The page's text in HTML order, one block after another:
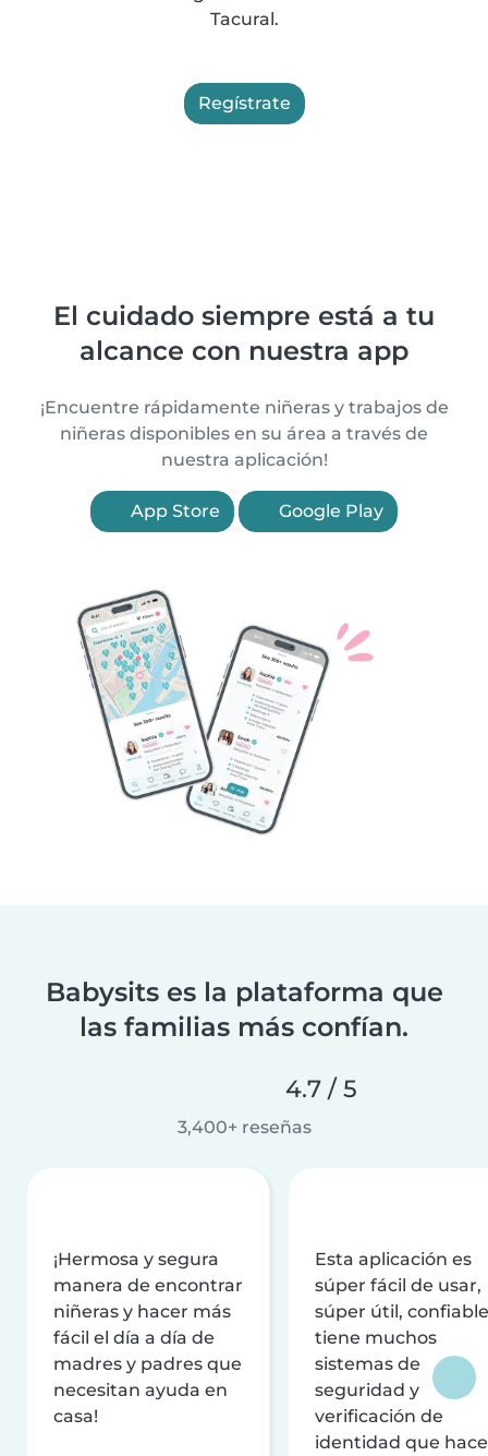
Tacural.
Regístrate
El cuidado siempre está a tu
alcance con nuestra app
¡Encuentre rápidamente niñeras y trabajos de
niñeras disponibles en su área a través de
nuestra aplicación!
App Store Google Play
Babysits es la plataforma que
las familias más confían.
4.7 / 5
3,400+ reseñas
¡Hermosa y segura
manera de encontrar
niñeras y hacer más
fácil el día a día de
madres y padres que
necesitan ayuda en
casa!
Esta aplicación es
súper fácil de usar,
súper útil,
tiene muchos
sistemas de
seguridad y
verificación de
identidad que